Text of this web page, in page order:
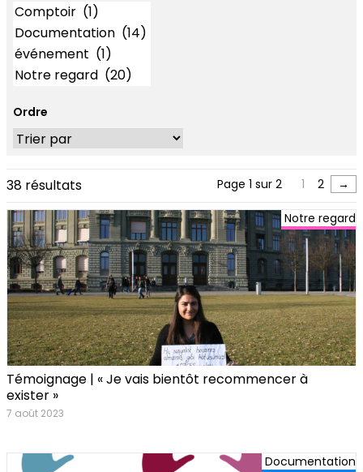
Actions
Ordre
38 résultats Page 1 sur 2 1 2 →
Notre regard
Témoignage | « Je vais bientôt recommencer à
exister »
7 août 2023
Documentation